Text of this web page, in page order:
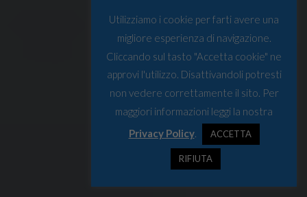
Utilizziamo i cookie per farti avere una
migliore esperienza di navigazione.
Cliccando sul tasto "Accetta cookie" ne
approvi l'utilizzo. Disattivandoli potresti
non vedere correttamente il sito. Per
maggiori informazioni leggi la nostra
Privacy Policy. ACCETTA
RIFIUTA